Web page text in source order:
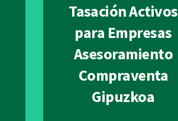
Tasación Activos
para Empresas
Asesoramiento
Compraventa
Gipuzkoa